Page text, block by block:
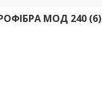
МОД 240 (6)